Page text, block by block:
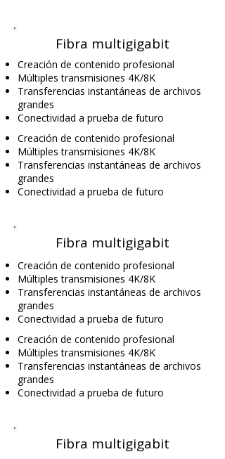
Fibra multigigabit
Creación de contenido profesional
Múltiples transmisiones 4K/8K
Transferencias instantáneas de archivos
grandes
Conectividad a prueba de futuro
Creación de contenido profesional
Múltiples transmisiones 4K/8K
Transferencias instantáneas de archivos
grandes
Conectividad a prueba de futuro
Fibra multigigabit
Creación de contenido profesional
Múltiples transmisiones 4K/8K
Transferencias instantáneas de archivos
grandes
Conectividad a prueba de futuro
Creación de contenido profesional
Múltiples transmisiones 4K/8K
Transferencias instantáneas de archivos
grandes
Conectividad a prueba de futuro
Fibra multigigabit